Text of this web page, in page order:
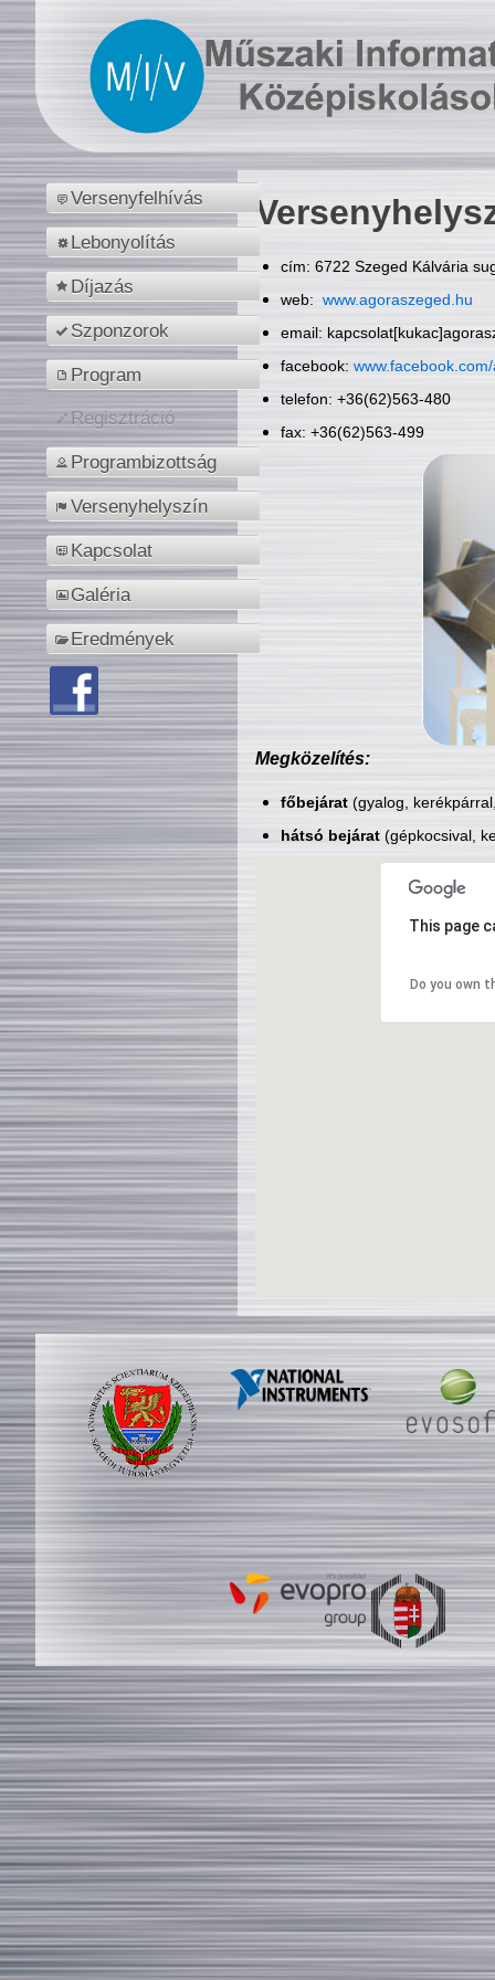
Versenyfelhívás
Lebonyolítás
Díjazás
Szponzorok
Program
Regisztráció
Programbizottság
Versenyhelyszín
Kapcsolat
Galéria
Eredmények
cím: 6722 Szeged Kálvária
web: www.agoraszeged.hu
email:
facebook:
telefon: +36(62)563-480
fax: +36(62)563-499
Megközelítés:
főbejárat(gyalog,
hátsó bejárat(gépkocsival,
This page
Do you own